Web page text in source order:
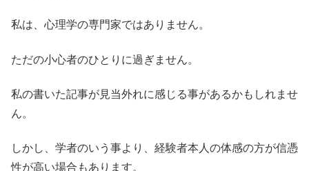
私は、心理学の専門家ではありません。
ただの小心者のひとりに過ぎません。
私の書いた記事が見当外れに感じる事があるかもしれませ
ん。
しかし、学者のいう事より、経験者本人の体感の方が信憑
性が高い場合もあります。